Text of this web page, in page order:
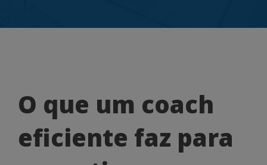
O
que
um
O que um coach
eficiente faz para